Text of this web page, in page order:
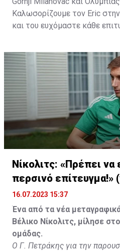
Καλωσορίζουμε τον Eric
και του ευχόμαστε κάθε
Νίκολιτς: «Πρέπει
περσινό επίτευγμα!»
16.07.2023 15:37
Ένα από τα νέα
Βέλικο Νίκολιτς, μίλησε
ομάδας.
Ο Γ. Πετράκης για την